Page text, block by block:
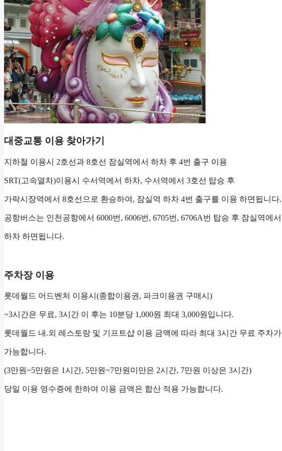
대중교통 이용 찾아가기
지하철 이용시 2호선과 8호선 잠실역에서 하차 후 4번 출구 이용
SRT(고속열차)이용시 수서역에서 하차, 수서역에서 3호선 탑승 후
가락시장역에서 8호선으로 환승하여, 잠실역 하차 4번 출구를 이용 하면됩니다.
공항버스는 인천공항에서 6000번, 6006번, 6705번, 6706A번 탑승 후 잠실역에서
하차 하면됩니다.
주차장 이용
롯데월드 어드벤처 이용시(종합이용권, 파크이용권 구매시)
~3시간은 무료, 3시간 이 후는 10분당 1,000원 최대 3,000원입니다.
롯데월드 내.외 레스토랑 및 기프트샵 이용 금액에 따라 최대 3시간 무료 주차가
가능합니다.
(3만원~5만원은 1시간, 5만원~7만원미만은 2시간, 7만원 이상은 3시간)
당일 이용 영수증에 한하여 이용 금액은 합산 적용 가능합니다.